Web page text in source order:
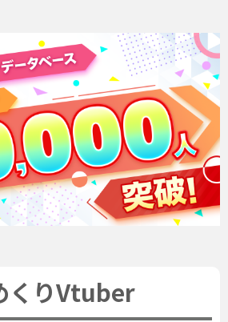
くりVtuber